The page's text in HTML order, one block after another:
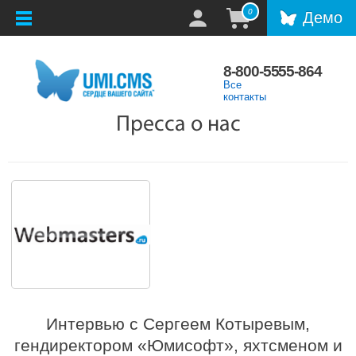
0 Демо
8-800-5555-864
Все
контакты
Пресса о нас
Интервью с Сергеем Котыревым,
гендиректором «Юмисофт», яхтсменом и